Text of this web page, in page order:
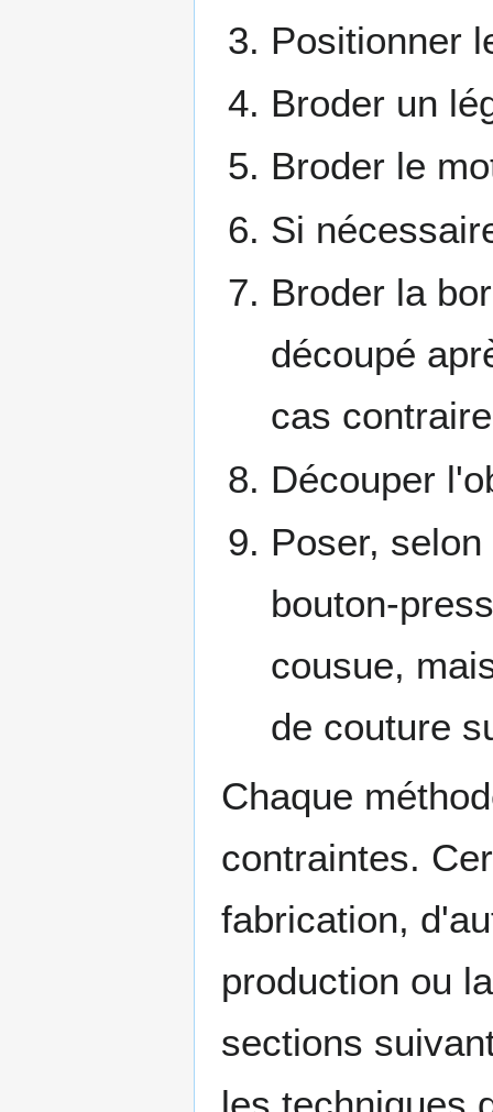
Positionner
Broder un
Broder le
Si
Broder la
découpé
cas
Découper
Poser,
bouton-
cousue,
de couture
Chaque
contraintes.
fabrication,
production ou
sections